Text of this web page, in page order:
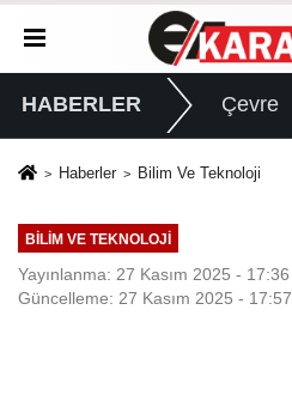
HABERLER Çevre
Haberler Bilim Ve Teknoloji
BILIM VE TEKNOLOJI
Yayınlanma: 27 Kasım 2025 - 17:36
Güncelleme: 27 Kasım 2025 - 17:57